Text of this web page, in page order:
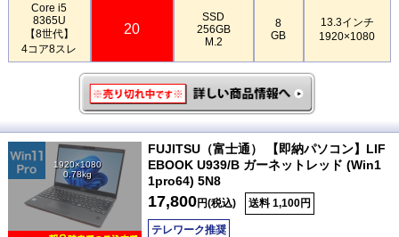
Core i5
8365U
【8世代】
4コア8スレ
20
SSD
256GB
M.2
8
GB
13.3インチ
1920×1080
1920×1080
0.78kg
FUJITSU（富士通） 【即納パソコン】LIF
EBOOK U939/B ガーネットレッド (Win1
1pro64) 5N8
17,800円(税込) 送料 1,100円
テレワーク推奨